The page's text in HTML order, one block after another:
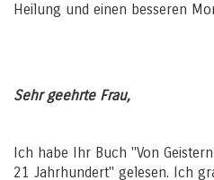
Heilung und einen besseren
Sehr geehrte Frau,
Ich habe Ihr Buch "Von
21 Jahrhundert" gelesen. Ich